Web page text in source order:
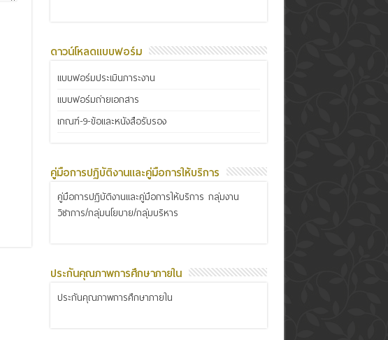
ดาวน์โหลดแบบฟอร์ม
แบบฟอร์มประเมินภาระงาน
แบบฟอร์มถ่ายเอกสาร
เกณฑ์-9-ข้อและหนังสือรับรอง
คู่มือการปฏิบัติงานและคู่มือการให้บริการ
คู่มือการปฏิบัติงานและคู่มือการให้บริการ กลุ่มงาน
วิชาการ/กลุ่มนโยบาย/กลุ่มบริหาร
ประกันคุณภาพการศึกษาภายใน
ประกันคุณภาพการศึกษาภายใน